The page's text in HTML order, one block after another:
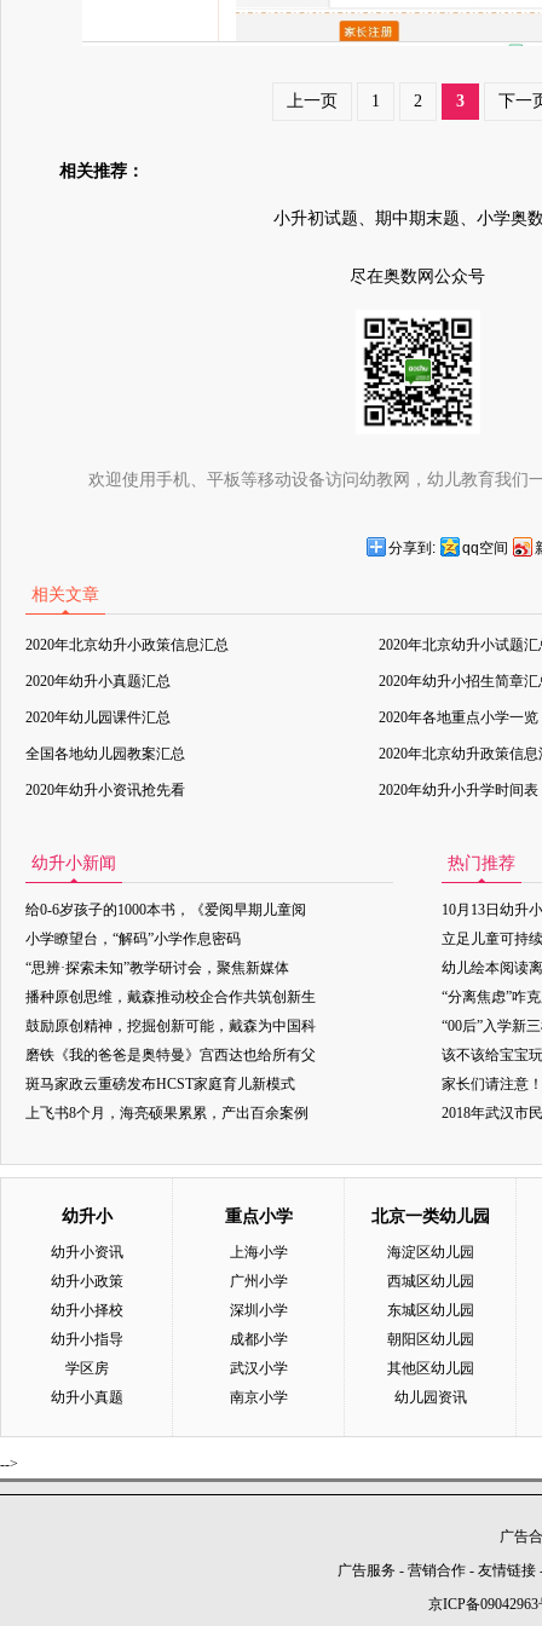
上一页 1 2 3 下一
相关推荐：
小升初试题、期中期末题、小学奥
尽在奥数网公众号
欢迎使用手机、平板等移动设备访问幼教网，幼儿教育我们
分享到: qq空间
相关文章
2020年北京幼升小政策信息汇总 2020年北京幼升小试题汇
2020年幼升小真题汇总 2020年幼升小招生简章汇
2020年幼儿园课件汇总 2020年各地重点小学一览
全国各地幼儿园教案汇总 2020年北京幼升政策信息
2020年幼升小资讯抢先看 2020年幼升小升学时间表
幼升小新闻
给0-6岁孩子的1000本书，《爱阅早期儿童阅
小学瞭望台，“解码”小学作息密码
“思辨·探索未知”教学研讨会，聚焦新媒体
播种原创思维，戴森推动校企合作共筑创新生
鼓励原创精神，挖掘创新可能，戴森为中国科
磨铁《我的爸爸是奥特曼》宫西达也给所有父
斑马家政云重磅发布HCST家庭育儿新模式
上飞书8个月，海亮硕果累累，产出百余案例
热门推荐
10月13日幼升
立足儿童可持
幼儿绘本阅读
“分离焦虑”咋
“00后”入学新
该不该给宝宝
家长们请注意
2018年武汉市
幼升小
幼升小资讯
幼升小政策
幼升小择校
幼升小指导
学区房
幼升小真题
重点小学
上海小学
广州小学
深圳小学
成都小学
武汉小学
南京小学
北京一类幼儿园
海淀区幼儿园
西城区幼儿园
东城区幼儿园
朝阳区幼儿园
其他区幼儿园
幼儿园资讯
-->
广告
广告服务 - 营销合作 - 友情链接
京ICP备09042963